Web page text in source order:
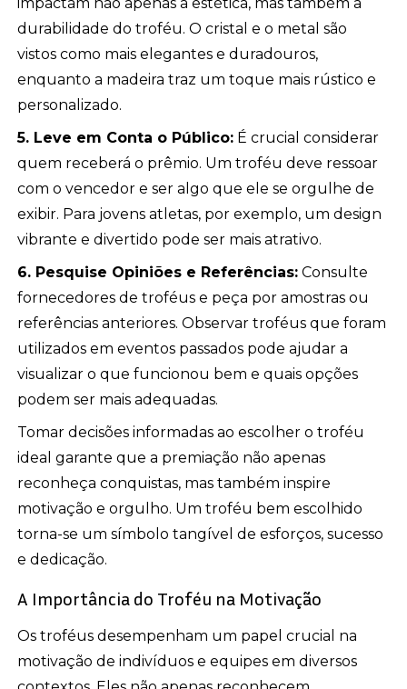
durabilidade do troféu. O cristal e o metal são
vistos como mais elegantes e duradouros,
enquanto a madeira traz um toque mais rústico e
personalizado.
5. Leve em Conta o Público: É crucial considerar
quem receberá o prêmio. Um troféu deve ressoar
com o vencedor e ser algo que ele se orgulhe de
exibir. Para jovens atletas, por exemplo, um design
vibrante e divertido pode ser mais atrativo.
6. Pesquise Opiniões e Referências: Consulte
fornecedores de troféus e peça por amostras ou
referências anteriores. Observar troféus que foram
utilizados em eventos passados pode ajudar a
visualizar o que funcionou bem e quais opções
podem ser mais adequadas.
Tomar decisões informadas ao escolher o troféu
ideal garante que a premiação não apenas
reconheça conquistas, mas também inspire
motivação e orgulho. Um troféu bem escolhido
torna-se um símbolo tangível de esforços, sucesso
e dedicação.
A Importância do Troféu na Motivação
Os troféus desempenham um papel crucial na
motivação de indivíduos e equipes em diversos